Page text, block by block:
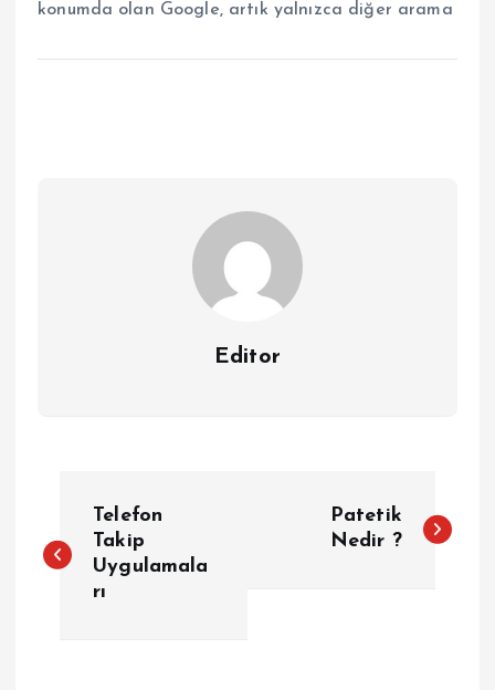
konumda olan Google, artık yalnızca diğer arama
Editor
a
Telefon
Takip
Uygulamala
rı
Patetik
Nedir ?